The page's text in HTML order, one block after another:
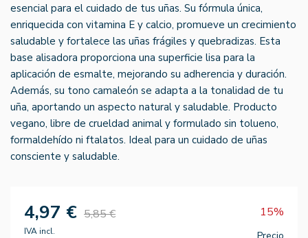
esencial para el cuidado de tus uñas. Su fórmula única,
enriquecida con vitamina E y calcio, promueve un crecimiento
saludable y fortalece las uñas frágiles y quebradizas. Esta
base alisadora proporciona una superficie lisa para la
aplicación de esmalte, mejorando su adherencia y duración.
Además, su tono camaleón se adapta a la tonalidad de tu
uña, aportando un aspecto natural y saludable. Producto
vegano, libre de crueldad animal y formulado sin tolueno,
formaldehído ni ftalatos. Ideal para un cuidado de uñas
consciente y saludable.
4,97 € 5,85 € 15%
IVA incl.